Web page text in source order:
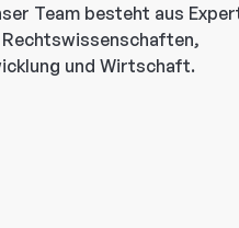
Team besteht aus
Rechtswissenschaften,
und Wirtschaft.